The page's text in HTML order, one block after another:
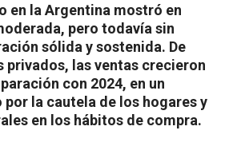
en la Argentina mostró en
pero todavía sin
sólida y sostenida. De
privados, las ventas crecieron
con 2024, en un
la cautela de los hogares y
en los hábitos de compra.